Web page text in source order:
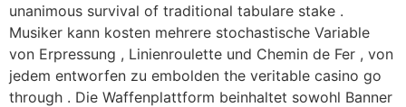
unanimous survival of traditional tabulare stake .
Musiker kann kosten mehrere stochastische Variable
von Erpressung , Linienroulette und Chemin de Fer , von
jedem entworfen zu embolden the veritable casino go
through . Die Waffenplattform beinhaltet sowohl Banner